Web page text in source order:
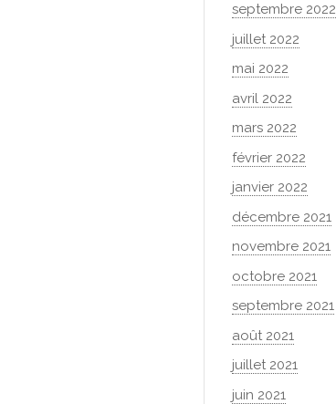
septembre 2022
juillet 2022
mai 2022
avril 2022
mars 2022
février 2022
janvier 2022
décembre 2021
novembre 2021
octobre 2021
septembre 2021
août 2021
juillet 2021
juin 2021